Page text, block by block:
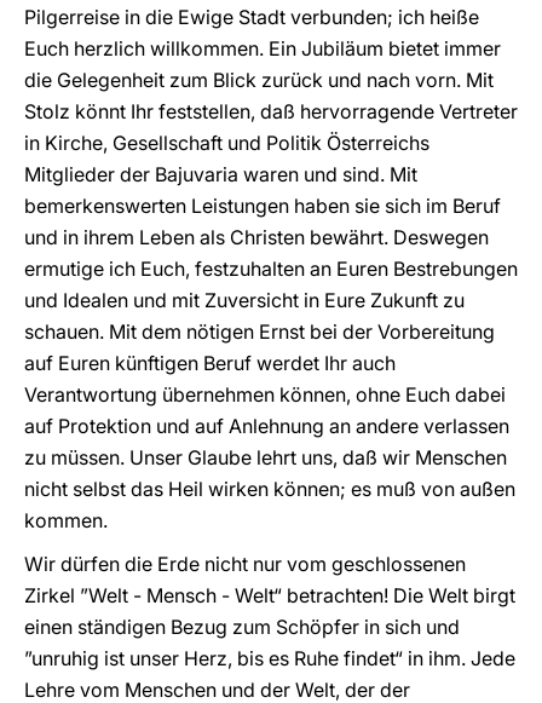
Pilgerreise in die Ewige Stadt verbunden; ich heiße
Euch herzlich willkommen. Ein Jubiläum bietet immer
die Gelegenheit zum Blick zurück und nach vorn. Mit
Stolz könnt Ihr feststellen, daß hervorragende Vertreter
in Kirche, Gesellschaft und Politik Österreichs
Mitglieder der Bajuvaria waren und sind. Mit
bemerkenswerten Leistungen haben sie sich im Beruf
und in ihrem Leben als Christen bewährt. Deswegen
ermutige ich Euch, festzuhalten an Euren Bestrebungen
und Idealen und mit Zuversicht in Eure Zukunft zu
schauen. Mit dem nötigen Ernst bei der Vorbereitung
auf Euren künftigen Beruf werdet Ihr auch
Verantwortung übernehmen können, ohne Euch dabei
auf Protektion und auf Anlehnung an andere verlassen
zu müssen. Unser Glaube lehrt uns, daß wir Menschen
nicht selbst das Heil wirken können; es muß von außen
kommen.
Wir dürfen die Erde nicht nur vom geschlossenen
Zirkel ”Welt - Mensch - Welt“ betrachten! Die Welt birgt
einen ständigen Bezug zum Schöpfer in sich und
”unruhig ist unser Herz, bis es Ruhe findet“ in ihm. Jede
Lehre vom Menschen und der Welt, der der